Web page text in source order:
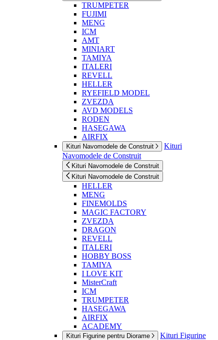
TRUMPETER
FUJIMI
MENG
ICM
AMT
MINIART
TAMIYA
ITALERI
REVELL
HELLER
RYEFIELD MODEL
ZVEZDA
AVD MODELS
RODEN
HASEGAWA
AIRFIX
Kituri Navomodele de Construit
Kituri
Navomodele de Construit
Kituri Navomodele de Construit
Kituri Navomodele de Construit
HELLER
MENG
FINEMOLDS
MAGIC FACTORY
ZVEZDA
DRAGON
REVELL
ITALERI
HOBBY BOSS
TAMIYA
I LOVE KIT
MisterCraft
ICM
TRUMPETER
HASEGAWA
AIRFIX
ACADEMY
Kituri Figurine pentru Diorame
Kituri Figurine